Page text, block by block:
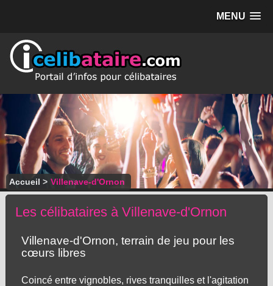
MENU
Accueil > Villenave-d'Ornon
Les célibataires à Villenave-d'Ornon
Villenave-d'Ornon, terrain de jeu pour les
cœurs libres
Coincé entre vignobles, rives tranquilles et l'agitation